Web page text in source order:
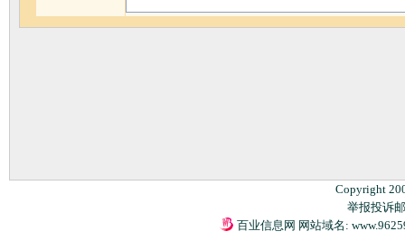
Copyright
举报投诉
百业信息网 网站域名: